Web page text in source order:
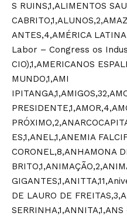
S RUINS,1,ALIMENTOS
ANTES,4,AMÉRICA
Labor – Congress os
CIO),1,AMERICANOS
MUNDO,1,AMI
ES,1,ANEL,1,ANEMIA
CORONEL,8,ANHAMONA
DE LAURO DE